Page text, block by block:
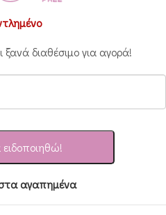
ξανά διαθέσιμο για αγορά!
αγαπημένα